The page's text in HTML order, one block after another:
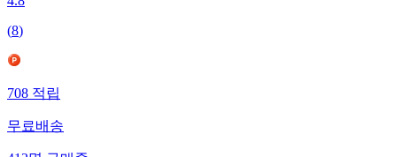
4.8
(8)
708적립
무료배송